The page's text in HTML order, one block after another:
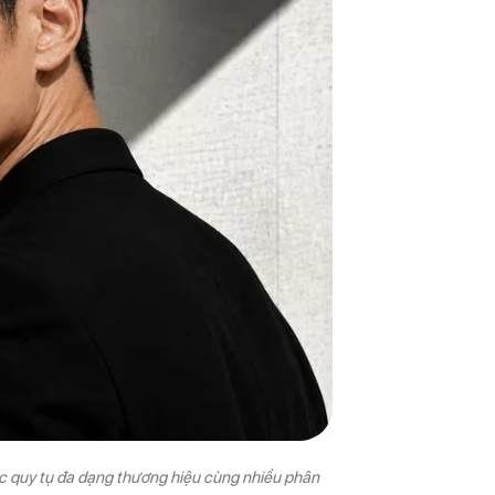
quy tụ đa dạng thương hiệu cùng nhiều phân